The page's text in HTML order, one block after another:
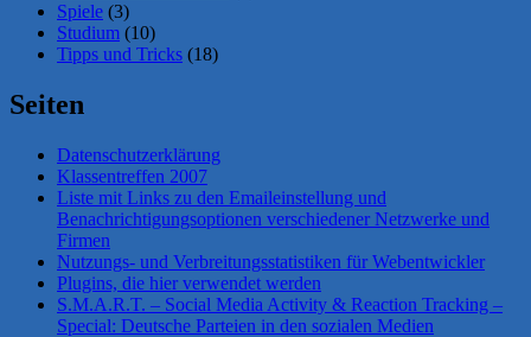
Spiele (3)
Studium (10)
Tipps und Tricks (18)
Seiten
Datenschutzerklärung
Klassentreffen 2007
Liste mit Links zu den Emaileinstellung und
Benachrichtigungsoptionen verschiedener Netzwerke und
Firmen
Nutzungs- und Verbreitungsstatistiken für Webentwickler
Plugins, die hier verwendet werden
S.M.A.R.T. – Social Media Activity & Reaction Tracking –
Special: Deutsche Parteien in den sozialen Medien